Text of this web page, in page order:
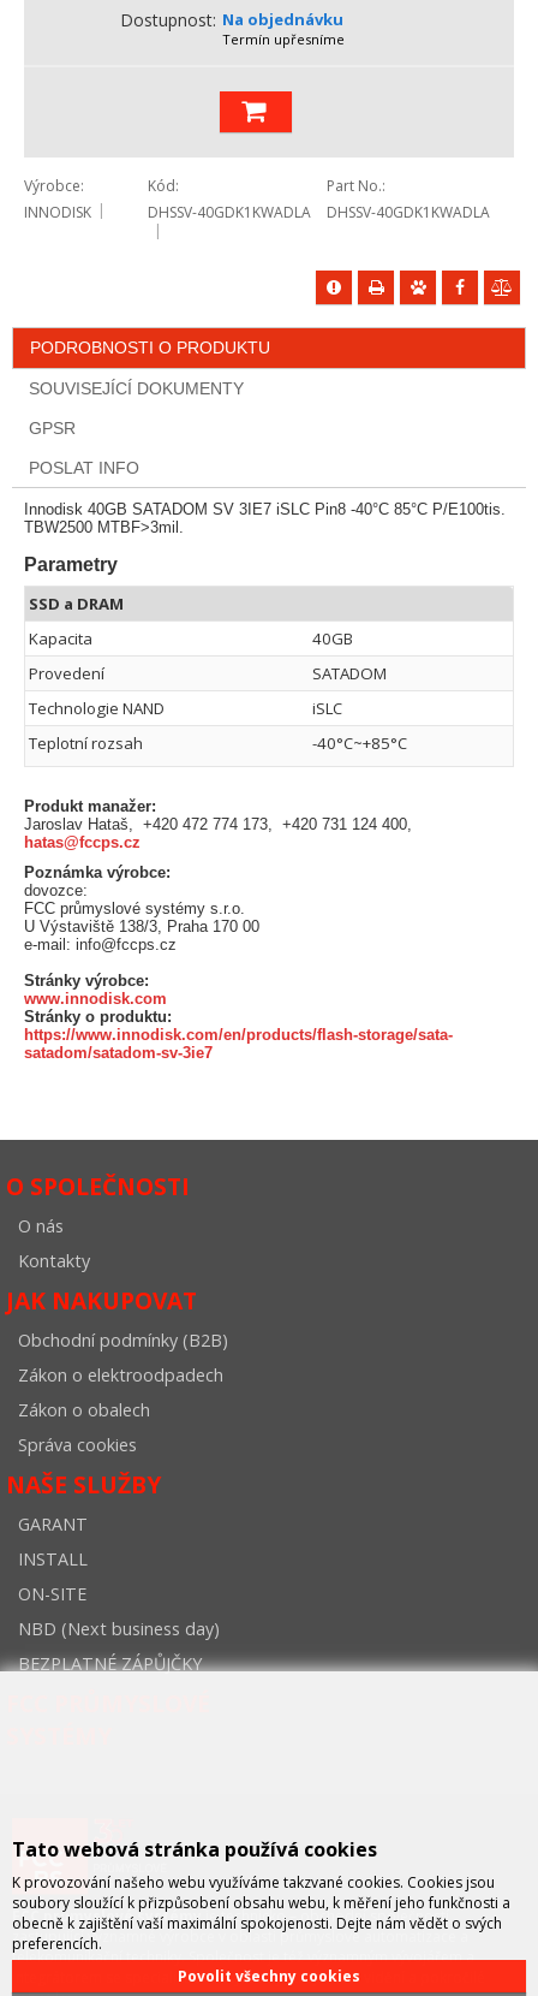
Dostupnost Na objednávku
Termín upřesníme
Výrobce
INNODISK
Kód
DHSSV-40GDK1KWADLA
Part No.
DHSSV-40GDK1KWADLA
PODROBNOSTI O PRODUKTU
SOUVISEJÍCÍ DOKUMENTY
GPSR
POSLAT INFO
Innodisk 40GB SATADOM SV 3IE7 iSLC Pin8 -40°C 85°C P/E100tis.
TBW2500 MTBF>3mil.
Parametry
SSD a DRAM
Kapacita
40GB
Provedení
SATADOM
Technologie NAND
iSLC
Teplotní rozsah
-40°C~+85°C
Produkt manažer:
Jaroslav Hataš, +420 472 774 173, +420 731 124 400,
hatas@fccps.cz
Poznámka výrobce:
dovozce:
FCC průmyslové systémy s.r.o.
U Výstaviště 138/3, Praha 170 00
e-mail: info@fccps.cz
Stránky výrobce:
www.innodisk.com
Stránky o produktu:
https://www.innodisk.com/en/products/flash-storage/sata-
satadom/satadom-sv-3ie7
O SPOLEČNOSTI
O nás
Kontakty
JAK NAKUPOVAT
Obchodní podmínky (B2B)
Zákon o elektroodpadech
Zákon o obalech
Správa cookies
NAŠE SLUŽBY
GARANT
INSTALL
ON-SITE
NBD (Next business day)
BEZPLATNÉ ZÁPŮJČKY
FCC průmyslové systémyje technicko – obchodní společností,
zastupující významné výrobce v oblasti průmyslové automatizace a
telekomunikační techniky. Společnost je též významným vývojářem a
integrátorem se specializací na systémy strojového vidění a pokročilé
Tato webová stránka používá cookies
K provozování našeho webu využíváme takzvané cookies. Cookies jsou
soubory sloužící k přizpůsobení obsahu webu, k měření jeho funkčnosti a
obecně k zajištění vaší maximální spokojenosti. Dejte nám vědět o svých
preferencích.
Povolit všechny cookies